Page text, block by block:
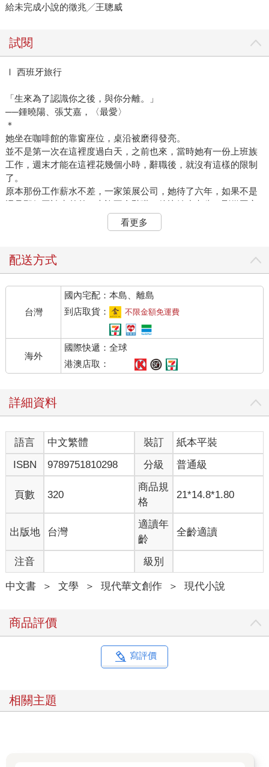
給未完成小說的徵兆╱王聰威
試閱
Ⅰ 西班牙旅行
「生來為了認識你之後，與你分離。」
──鍾曉陽、張艾嘉，〈最愛〉
＊
她坐在咖啡館的靠窗座位，桌沿被磨得發亮。
並不是第一次在這裡度過白天，之前也來，當時她有一份上班族
工作，週末才能在這裡花幾個小時，辭職後，就沒有這樣的限制
了。
原本那份工作薪水不差，一家策展公司，她待了六年，如果不是
遇見那個工讀生弟弟，也許不會辭職。他比她小七歲，剛從國立
體育大學畢業，又瘦又高，高中時是全國一萬公尺長跑冠軍，為
了彌補人手缺口，被派來短期支援一個商用航空產業展。那展覽
色T恤，沉默地搬箱子、整理場地。
間的笑容，甚至有點拘謹，她當時想：「如果能讓他多笑一次就
好了。」這念頭一生出來，有什麼奇怪的東西在心裡持續擴散。
他叫她姊，好像理所當然，但她明明才三十歲，對，三十，不算
多老，可是被叫姊，心裡還是覺得有一道縫裂開，她站在一個危
危崩塌的懸崖上，永遠不知道哪一天會踏空。如果有人伸手推一
下，就會直直掉下去。
他從沒對她說什麼特別的話，沒有表示過什麼，所有的靠近都是
她自己想像出來的，她知道，但她終究忍不住對他告白。被拒絕
頭：「我不要再過這種日子了。」
她一度想開間咖啡館。為什麼不開呢？一直是單身，這幾年慢慢
存下來的積蓄，足夠租一間衛星城鎮的小店面，添些二手設備，
她會做好吃的田園派和燉水梨，也許可以經營得下去，幻想沒有
什麼實際作用，卻較任何求職計畫讓人覺得快樂。剛好有一個老
同事說起iLover，如果是短期過渡的話，「妳看起來很適合這
個。」她不知道同事是認真還是諷刺，但在真的開咖啡館之前，
確實是個能隨心所欲存錢的好工作，於是她申請入行，過程沒有
她想像中麻煩，照著規定要求即可，反而還比之前公司的老舊人
入行之後，她可以在自己喜歡的咖啡館裡坐上一整天，這樣的
「同站租還」形式對她來說有種幸福感 。很多人不理解，覺得既
然做這份工作，就要接受最大程度的流動性與即時性，但她不相
信隨意變動的東西，只要前一周登記好站點排班，就能在固定
的、編號明確的地方，把自己安置下來。
利的交通，空氣裡有股便宜清潔劑的味道。她喜歡這個咖啡館，
在單向道的巷子底，從哪邊來都要多繞點路，租用者要找對入
們心裡製造出得以猶豫的鴻溝，使這一切變得更加值得。當租用
者找到她時，哪怕她只是坐在一張破舊木桌之後，都是一處引起
就像現在一樣，她看到在窗外徘徊的他，似乎還沒下定決心是否
走進來。
看更多
配送方式
台灣
國內宅配：本島、離島
到店取貨：
不限金額免運費
海外
國際快遞：全球
港澳店取：
詳細資料
語言 中文繁體 裝訂
紙本平裝
ISBN
9789751810298 分級 普通級
頁數 320
商品規
格
21*14.8*1.80
出版地 台灣
適讀年
齡
全齡適讀
注音 級別
中文書 ＞ 文學 ＞ 現代華文創作 ＞ 現代小說
商品評價
寫評價
相關主題